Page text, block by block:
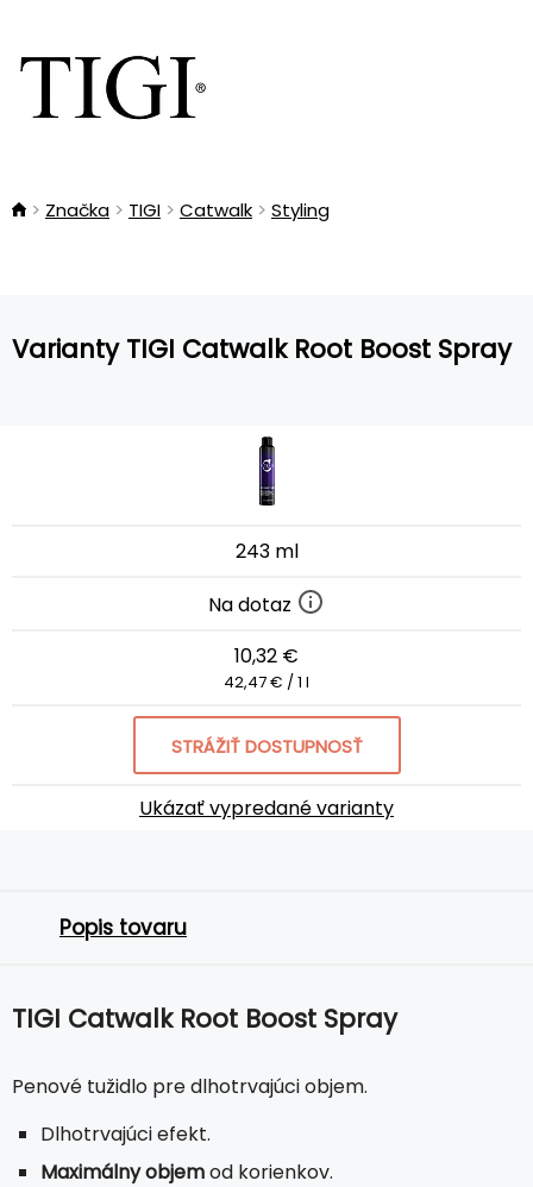
Značka TIGI Catwalk Styling
Varianty TIGI Catwalk Root Boost Spray
243 ml
Na dotaz
10,32 €
42,47 € / 1 l
STRÁŽIŤ DOSTUPNOSŤ
Ukázať vypredané varianty
Popis tovaru
TIGI Catwalk Root Boost Spray
Penové tužidlo pre dlhotrvajúci objem.
Dlhotrvajúci efekt.
Maximálny objemod korienkov.